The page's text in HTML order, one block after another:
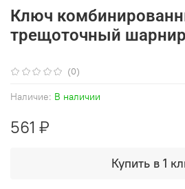
(0)
Наличие: В наличии
Ключ
трещоточный
561 ₽
Купить в 1